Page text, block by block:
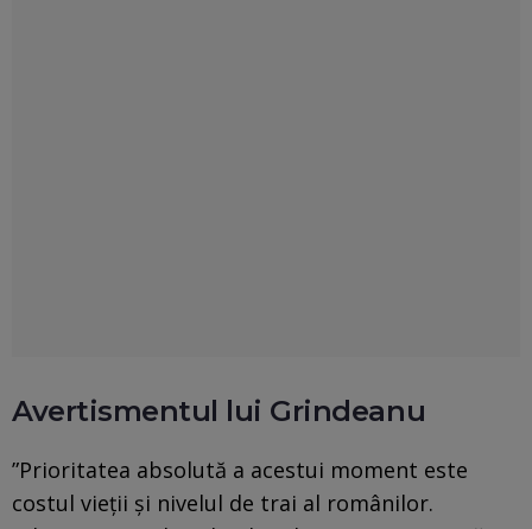
Avertismentul lui Grindeanu
”Prioritatea absolută a acestui moment este
costul vieţii şi nivelul de trai al românilor.